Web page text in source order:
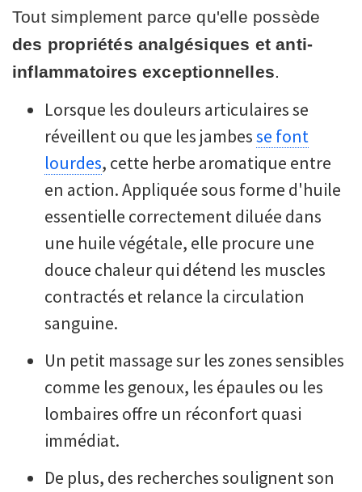
Tout simplement parce qu'elle possède
des propriétés analgésiques et anti-
inflammatoires exceptionnelles.
Lorsque les douleurs articulaires se
réveillent ou que les jambesse font
lourdes, cette herbe aromatique entre
en action. Appliquée sous forme d'huile
essentielle correctement diluée dans
une huile végétale, elle procure une
douce chaleur qui détend les muscles
contractés et relance la circulation
sanguine.
Un petit massage sur les zones sensibles
comme les genoux, les épaules ou les
lombaires offre un réconfort quasi
immédiat.
De plus, des recherches soulignent son